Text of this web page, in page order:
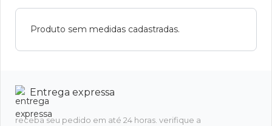
Produto sem medidas cadastradas.
Entrega expressa
receba seu pedido em até 24 horas. verifique a